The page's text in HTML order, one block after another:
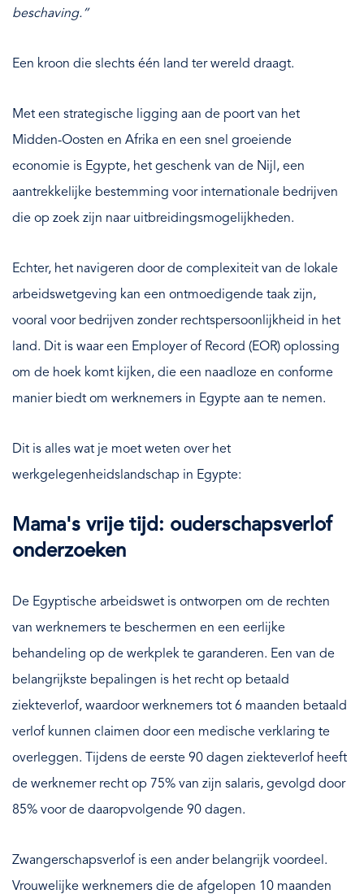
beschaving.”
Een kroon die slechts één land ter wereld draagt.
Met een strategische ligging aan de poort van het
Midden-Oosten en Afrika en een snel groeiende
economie is Egypte, het geschenk van de Nijl, een
aantrekkelijke bestemming voor internationale bedrijven
die op zoek zijn naar uitbreidingsmogelijkheden.
Echter, het navigeren door de complexiteit van de lokale
arbeidswetgeving kan een ontmoedigende taak zijn,
vooral voor bedrijven zonder rechtspersoonlijkheid in het
land. Dit is waar een Employer of Record (EOR) oplossing
om de hoek komt kijken, die een naadloze en conforme
manier biedt om werknemers in Egypte aan te nemen.
Dit is alles wat je moet weten over het
werkgelegenheidslandschap in Egypte:
Mama's vrije tijd: ouderschapsverlof
onderzoeken
De Egyptische arbeidswet is ontworpen om de rechten
van werknemers te beschermen en een eerlijke
behandeling op de werkplek te garanderen. Een van de
belangrijkste bepalingen is het recht op betaald
ziekteverlof, waardoor werknemers tot 6 maanden betaald
verlof kunnen claimen door een medische verklaring te
overleggen. Tijdens de eerste 90 dagen ziekteverlof heeft
de werknemer recht op 75% van zijn salaris, gevolgd door
85% voor de daaropvolgende 90 dagen.
Zwangerschapsverlof is een ander belangrijk voordeel.
Vrouwelijke werknemers die de afgelopen 10 maanden